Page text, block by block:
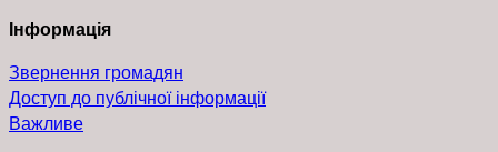
Інформація
Звернення громадян
Доступ до публічної інформації
Важливе